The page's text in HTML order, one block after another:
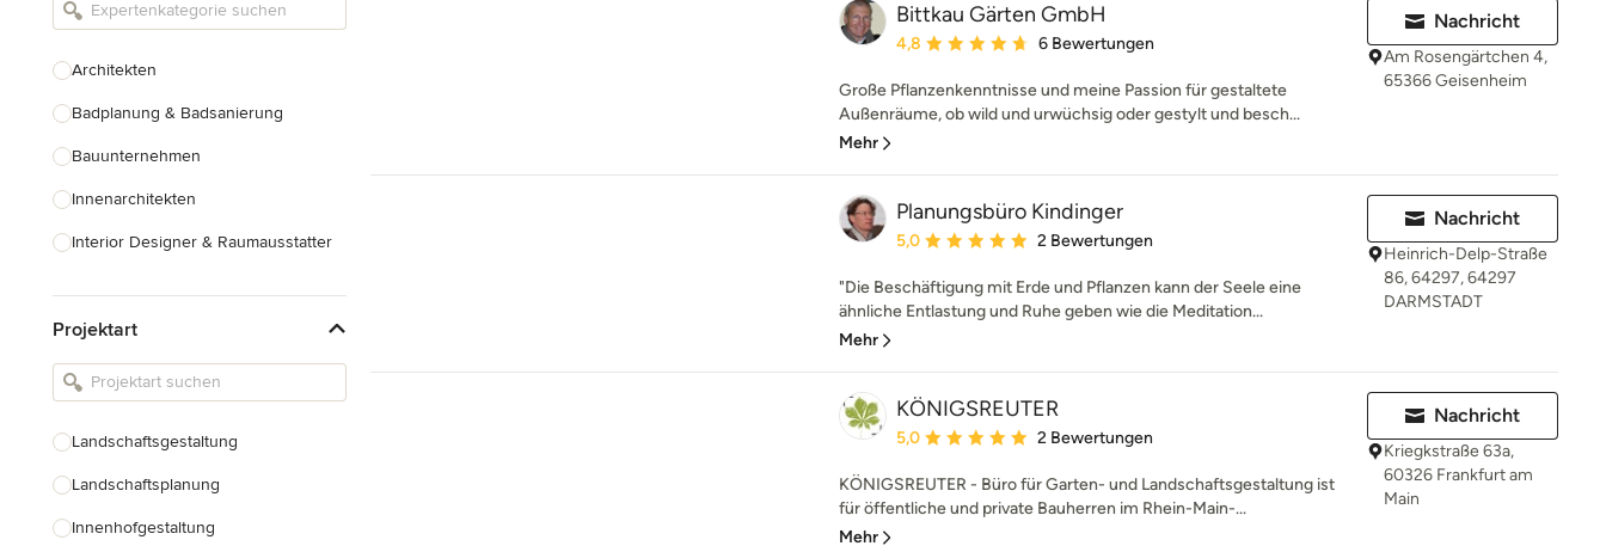
Architekten
Badplanung & Badsanierung
Bauunternehmen
Innenarchitekten
Interior Designer & Raumausstatter
Landschaftsarchitekten
Armaturen & Sanitärbedarf
Einbauschränke
Projektart
Landschaftsgestaltung
Landschaftsplanung
Innenhofgestaltung
Bittkau Gärten GmbH
Durchschnittliche Bewertung: 4.8 von 5 Sternen
4,8 6 Bewertungen
Große Pflanzenkenntnisse und meine Passion für gestaltete
Außenräume, ob wild und urwüchsig oder gestylt und besch...
Mehr
Nachricht
Am Rosengärtchen 4,
65366 Geisenheim
Planungsbüro Kindinger
Durchschnittliche Bewertung: 5 von 5 Sternen
5,0 2 Bewertungen
"Die Beschäftigung mit Erde und Pflanzen kann der Seele eine
ähnliche Entlastung und Ruhe geben wie die Meditation...
Mehr
Nachricht
Heinrich-Delp-Straße
86, 64297, 64297
DARMSTADT
KÖNIGSREUTER
Durchschnittliche Bewertung: 5 von 5 Sternen
5,0 2 Bewertungen
KÖNIGSREUTER - Büro für Garten- und Landschaftsgestaltung ist
für öffentliche und private Bauherren im Rhein-Main-...
Mehr
Nachricht
Kriegkstraße 63a,
60326 Frankfurt am
Main